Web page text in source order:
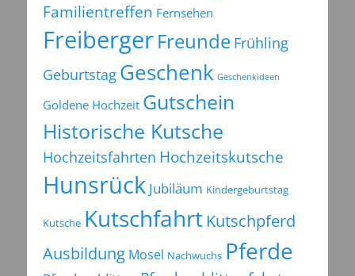
Familientreffen Fernsehen
FreibergerFreunde Frühling
Geburtstag Geschenk Geschenkideen
Goldene Hochzeit Gutschein
Historische Kutsche
Hochzeitsfahrten Hochzeitskutsche
Hunsrück Jubiläum Kindergeburtstag
Kutsche Kutschfahrt Kutschpferd
Ausbildung Mosel Nachwuchs Pferde